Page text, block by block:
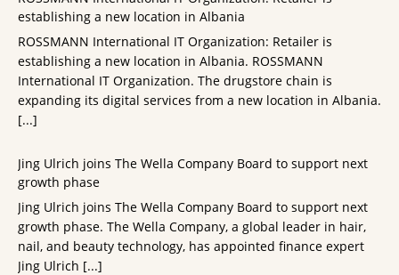
establishing a new location in Albania
ROSSMANN International IT Organization: Retailer is
establishing a new location in Albania. ROSSMANN
International IT Organization. The drugstore chain is
expanding its digital services from a new location in Albania.
[...]
Jing Ulrich joins The Wella Company Board to support next
growth phase
Jing Ulrich joins The Wella Company Board to support next
growth phase. The Wella Company, a global leader in hair,
nail, and beauty technology, has appointed finance expert
Jing Ulrich [...]